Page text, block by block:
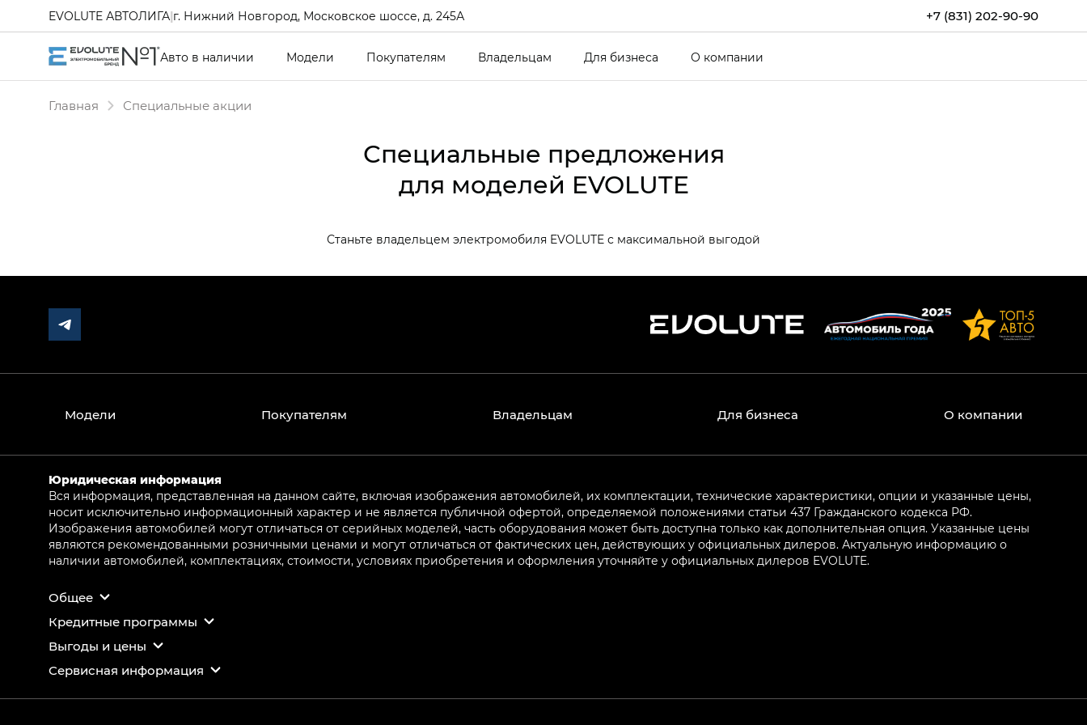
+7 (831) 202-90-90
EVOLUTE АВТОЛИГА|г. Нижний Новгород, Московское шоссе, д. 245А
Авто в наличии Модели Покупателям Владельцам Для бизнеса О компании
Главная Специальные акции
Специальные предложения
для моделей EVOLUTE
Станьте владельцем электромобиля EVOLUTE с максимальной выгодой
Модели Покупателям Владельцам Для бизнеса О компании
Юридическая информация
Вся информация, представленная на данном сайте, включая изображения автомобилей, их комплектации, технические характеристики, опции и указанные цены,
носит исключительно информационный характер и не является публичной офертой, определяемой положениями статьи 437 Гражданского кодекса РФ.
Изображения автомобилей могут отличаться от серийных моделей, часть оборудования может быть доступна только как дополнительная опция. Указанные цены
являются рекомендованными розничными ценами и могут отличаться от фактических цен, действующих у официальных дилеров. Актуальную информацию о
наличии автомобилей, комплектациях, стоимости, условиях приобретения и оформления уточняйте у официальных дилеров EVOLUTE.
Общее
Кредитные программы
Выгоды и цены
Сервисная информация